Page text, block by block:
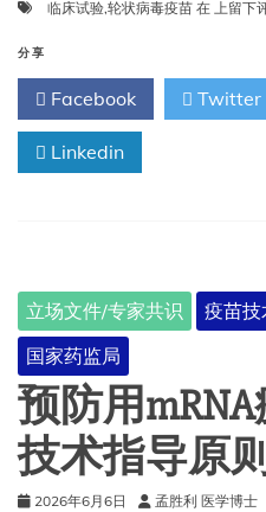
临床试验,轮状病毒疫苗 在 轮
毒
疫
苗
指
导
（征
求
意
见
稿）
上留下
分享
Facebook Twitter
Linkedin
立场文件/专家共识 疫苗技
国家药监局
预防用
技术指导原
2026年6月6日 孟胜利 医学博士